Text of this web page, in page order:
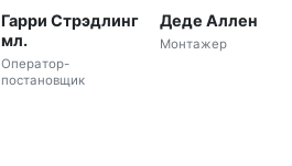
Гарри Стрэдлинг
мл.
Оператор-
постановщик
Деде Аллен
Монтажер